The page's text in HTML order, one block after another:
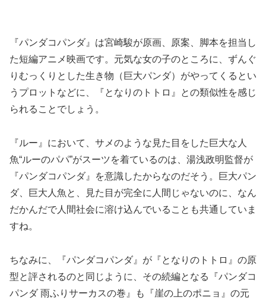
『パンダコパンダ』は宮崎駿が原画、原案、脚本を担当し
た短編アニメ映画です。元気な女の子のところに、ずんぐ
りむっくりとした生き物（巨大パンダ）がやってくるとい
うプロットなどに、『となりのトトロ』との類似性を感じ
られることでしょう。
『ルー』において、サメのような見た目をした巨大な人
魚“ルーのパパ”がスーツを着ているのは、湯浅政明監督が
『パンダコパンダ』を意識したからなのだそう。巨大パン
ダ、巨大人魚と、見た目が完全に人間じゃないのに、なん
だかんだで人間社会に溶け込んでいることも共通していま
すね。
ちなみに、『パンダコパンダ』が『となりのトトロ』の原
型と評されるのと同じように、その続編となる『パンダコ
パンダ 雨ふりサーカスの巻』も『崖の上のポニョ』の元